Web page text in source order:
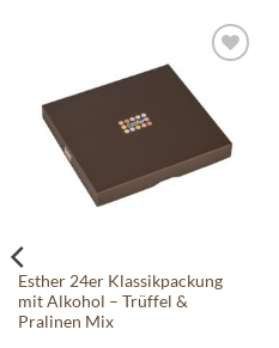
Wunschliste
Esther 24er Klassikpackung
mit Alkohol – Trüffel &
Pralinen Mix